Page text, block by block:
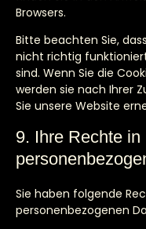
Browsers.
Bitte beachten Sie,
nicht richtig
sind. Wenn Sie die
werden sie nach Ihrer
Sie unsere Website
9. Ihre Rechte
Sie haben folgende
personenbezogenen